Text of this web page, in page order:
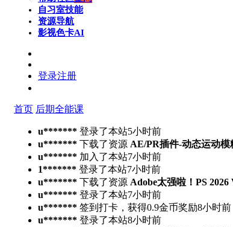
自习室技能
资源导航
影视色卡AI
登录注册
首页 后期全能课
u******* 登录了本站5小时前
u******* 下载了资源 AE/PR插件-动态运动
u******* 加入了本站7小时前
1******* 登录了本站7小时前
u******* 下载了资源 Adobe太强啦！PS
u******* 登录了本站7小时前
u******* 签到打卡，获得0.9金币奖励8小时前
u******* 登录了本站8小时前